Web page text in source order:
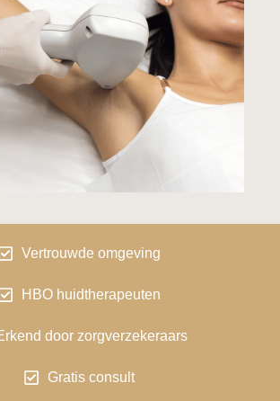
Vertrouwde omgeving
HBO huidtherapeuten
door zorgverzekeraars
Gratis consult